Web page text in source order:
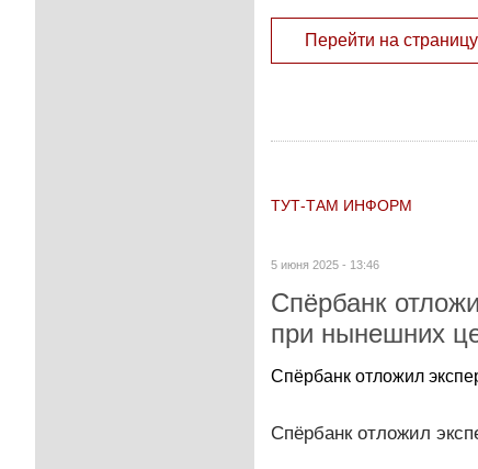
Перейти на
ТУТ-ТАМ ИНФОРМ
5 июня 2025 - 13:46
Спёрбанк
при нынешних
Спёрбанк отложил
Спёрбанк отложил